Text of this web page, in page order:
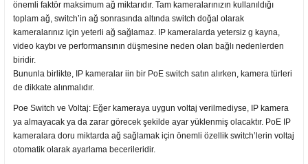
önemli faktör maksimum ağ miktarıdır. Tam kameralarınızın kullanıldığı
toplam ağ, switch’in ağ sonrasında altında switch doğal olarak
kameralarınız için yeterli ağ sağlamaz. IP kameralarda yetersiz g kayna,
video kaybı ve performansının düşmesine neden olan bağlı nedenlerden
biridir.
Bununla birlikte, IP kameralar iin bir PoE switch satın alırken, kamera türleri
de dikkate alınmalıdır.
Poe Switch ve Voltaj: Eğer kameraya uygun voltaj verilmediyse, IP kamera
ya almayacak ya da zarar görecek şekilde ayar yüklenmiş olacaktır. PoE IP
kameralara doru miktarda ağ sağlamak için önemli özellik switch’lerin voltaj
otomatik olarak ayarlama becerileridir.